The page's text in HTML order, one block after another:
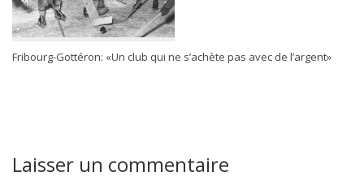
Fribourg-Gottéron: «Un club qui ne s’achète pas avec de l’argent»
Laisser un commentaire